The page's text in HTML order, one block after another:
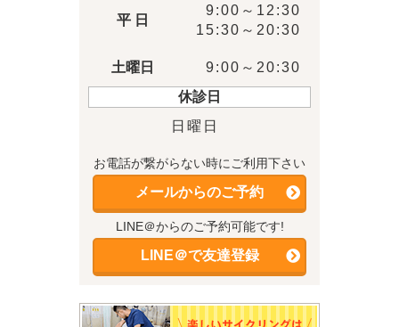
平 日
9:00～12:30
15:30～20:30
土曜日
9:00～20:30
休診日
日曜日
お電話が繋がらない時にご利用下さい
メールからのご予約
LINE＠からのご予約可能です!
LINE＠で友達登録